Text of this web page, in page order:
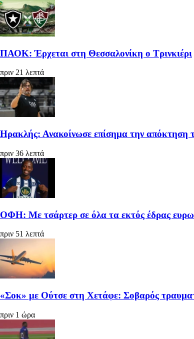
ΠΑΟΚ: Έρχεται στη Θεσσαλονίκη ο Τρινκιέρι
πριν 21 λεπτά
Ηρακλής: Ανακοίνωσε επίσημα την απόκτηση
πριν 36 λεπτά
ΟΦΗ: Με τσάρτερ σε όλα τα εκτός έδρας
πριν 51 λεπτά
«Σοκ» με Ούτσε στη Χετάφε: Σοβαρός
πριν 1 ώρα